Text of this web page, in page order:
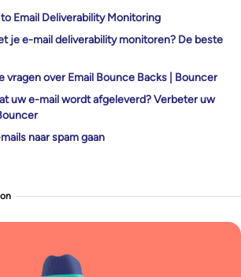
Email Deliverability Monitoring
je e-mail deliverability monitoren? De beste
vragen over Email Bounce Backs | Bouncer
uw e-mail wordt afgeleverd? Verbeter uw
naar spam gaan